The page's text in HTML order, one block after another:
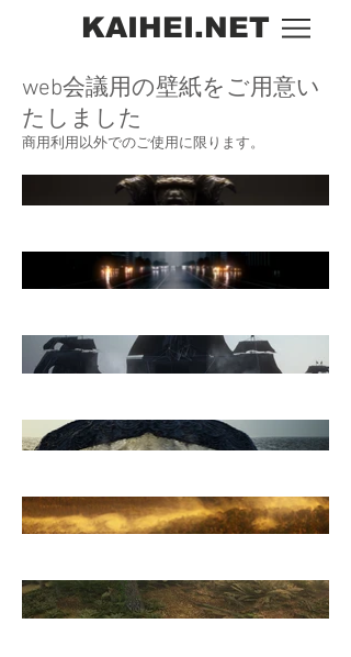
KAIHEI.NET
web会議用の壁紙をご用意い
たしました
​商用利用以外でのご使用に限ります。